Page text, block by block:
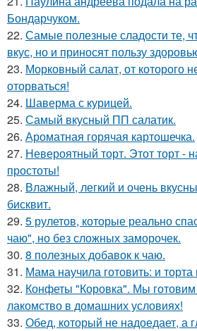
Бондарчуком.
22. Самые полезные сладости те,
вкус, но и приносят пользу
23. Морковный салат, от которого
оторваться!
24. Шаверма с курицей.
25. Самый вкусный ПП салатик.
26. Ароматная горячая картошечка.
27. Невероятный торт. Этот торт -
простоты!
28. Влажный, легкий и очень
бисквит.
29. 5 рулетов, которые реально
чаю", но без сложных заморочек.
30. 8 полезных добавок к чаю.
31. Мама научила готовить: и торта
32. Конфеты "Коровка". Мы
лакомство в домашних условиях!
33. Обед, который не надоедает, а